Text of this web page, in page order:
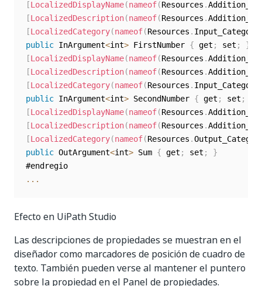
[LocalizedDisplayName(nameof(Resources .
[LocalizedDescription(nameof(Resources .
[LocalizedCategory(nameof(Resources . Input_Category
public InArgument<int> FirstNumber { get ; set ;
}
[LocalizedDisplayName(nameof(Resources .
[LocalizedDescription(nameof(Resources .
[LocalizedCategory(nameof(Resources . Input_Category
public InArgument<int> SecondNumber { get ; set ;
[LocalizedDisplayName(nameof(Resources .
[LocalizedDescription(nameof(Resources .
[LocalizedCategory(nameof(Resources .
public OutArgument<int> Sum { get ; set ;
}
...
Efecto en UiPath Studio
Las descripciones de propiedades se muestran en el
diseñador como marcadores de posición de cuadro de
texto. También pueden verse al mantener el puntero
sobre la propiedad en el Panel de propiedades.